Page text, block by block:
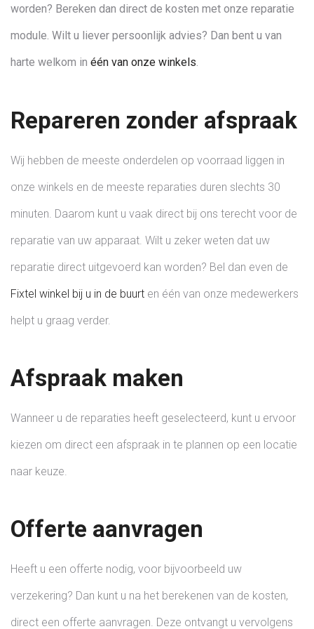
worden? Bereken dan direct de kosten met onze reparatie
module. Wilt u liever persoonlijk advies? Dan bent u van
harte welkom in één van onze winkels.
Repareren zonder afspraak
Wij hebben de meeste onderdelen op voorraad liggen in
onze winkels en de meeste reparaties duren slechts 30
minuten. Daarom kunt u vaak direct bij ons terecht voor de
reparatie van uw apparaat. Wilt u zeker weten dat uw
reparatie direct uitgevoerd kan worden? Bel dan even de
Fixtel winkel bij u in de buurt en één van onze medewerkers
helpt u graag verder.
Afspraak maken
Wanneer u de reparaties heeft geselecteerd, kunt u ervoor
kiezen om direct een afspraak in te plannen op een locatie
naar keuze.
Offerte aanvragen
Heeft u een offerte nodig, voor bijvoorbeeld uw
verzekering? Dan kunt u na het berekenen van de kosten,
direct een offerte aanvragen. Deze ontvangt u vervolgens